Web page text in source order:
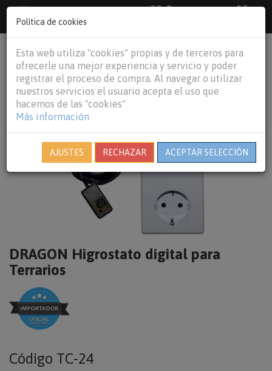
33 €
55
€Baleares y
person shopping_cart
DRAGON Higrostato digital para
Terrarios
Código TC-24
Política de cookies
Esta web utiliza "cookies" propias y de terceros para
ofrecerle una mejor experiencia y servicio y poder
registrar el proceso de compra. Al navegar o utilizar
nuestros servicios el usuario acepta el uso que
hacemos de las "cookies"
Más información
AJUSTES RECHAZAR ACEPTAR SELECCIÓN